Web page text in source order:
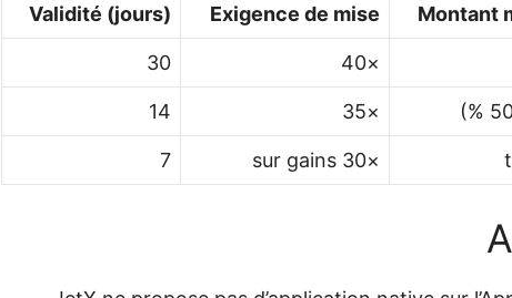
Montant
Exigence de mise
Validité (jours)
×40
30
×35
14
×30 sur gains
7